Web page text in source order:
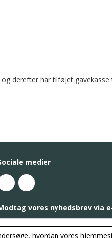
derefter har tilføjet gavekasse
medier
vores nyhedsbrev via
hvordan vores